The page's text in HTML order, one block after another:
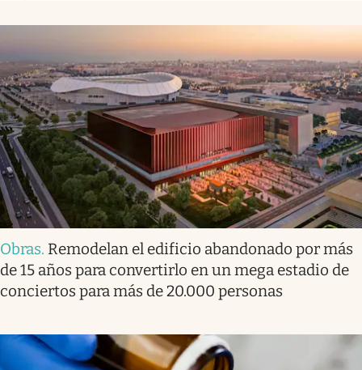
Obras. Remodelan el edificio abandonado por más
de 15 años para convertirlo en un mega estadio de
conciertos para más de 20.000 personas